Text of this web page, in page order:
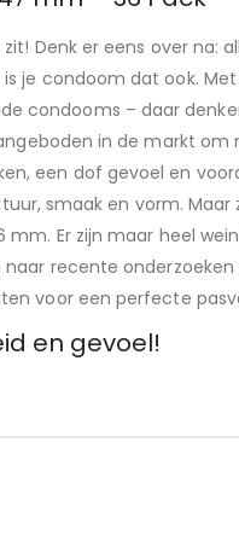
Denk er eens over
je condoom dat ook.
condooms – daar
in de markt
een dof gevoel en
smaak en vorm.
mm. Er zijn maar heel
naar recente
voor een perfecte
en gevoel!